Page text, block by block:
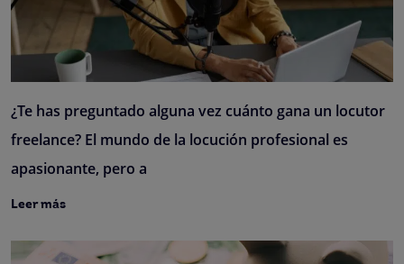
¿Te has preguntado alguna vez cuánto gana un locutor
freelance? El mundo de la locución profesional es
apasionante, pero a
Leer más